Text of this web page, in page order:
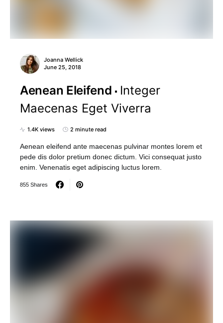
Joanna Wellick
June 25, 2018
Aenean Eleifend
Integer
Maecenas Eget Viverra
1.4K views 2 minute read
Aenean eleifend ante maecenas pulvinar montes lorem et
pede dis dolor pretium donec dictum. Vici consequat justo
enim. Venenatis eget adipiscing luctus lorem.
855 Shares